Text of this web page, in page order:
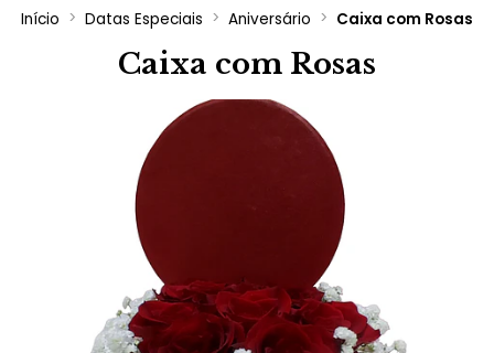
Início Datas Especiais Aniversário Caixa com Rosas
Caixa com Rosas